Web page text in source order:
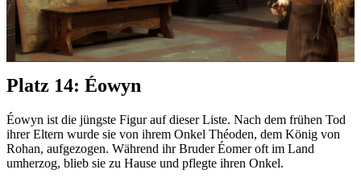
Platz 14: Éowyn
Éowyn ist die jüngste Figur auf dieser Liste. Nach dem frühen Tod
ihrer Eltern wurde sie von ihrem Onkel Théoden, dem König von
Rohan, aufgezogen. Während ihr Bruder Éomer oft im Land
umherzog, blieb sie zu Hause und pflegte ihren Onkel.